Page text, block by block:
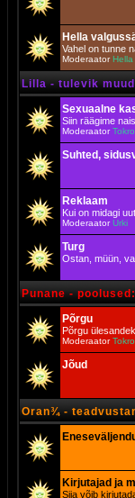
Hella
Vahel on tunne
Moderaator Hella
Lilla - tulevik
Sexuaalne
Siin räägime
Moderaator
Suhted,
Reklaam
Kui on midagi
ModeraatorUrki
Turg
Ostan, müün,
Punane -
Põrgu
Põrgu
Moderaator
Jõud
Oran¾ -
Kirjutajad ja
Siia võib